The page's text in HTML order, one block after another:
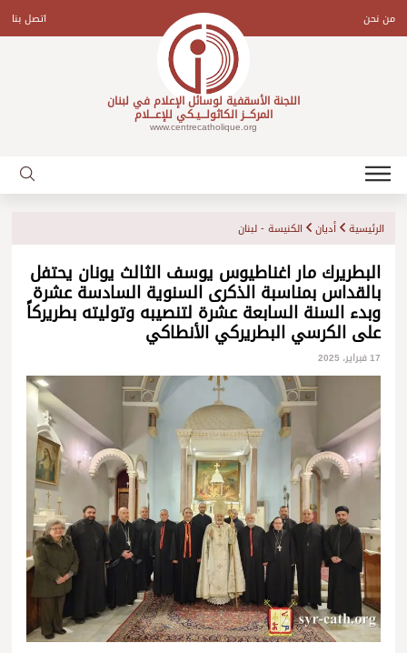
contentمن نحن اتصل بنا
اللجنة الأسقفية لوسائل الإعلام في لبنان
المركـــز الكاثولـــيـكي للإعـــلام
www.centrecatholique.org
الرئيسية أديان الكنيسة - لبنان
البطريرك مار اغناطيوس يوسف الثالث يونان يحتفل
بالقداس بمناسبة الذكرى السنوية السادسة عشرة
وبدء السنة السابعة عشرة لتنصيبه وتوليته بطريركاً
على الكرسي البطريركي الأنطاكي
17 فبراير، 2025